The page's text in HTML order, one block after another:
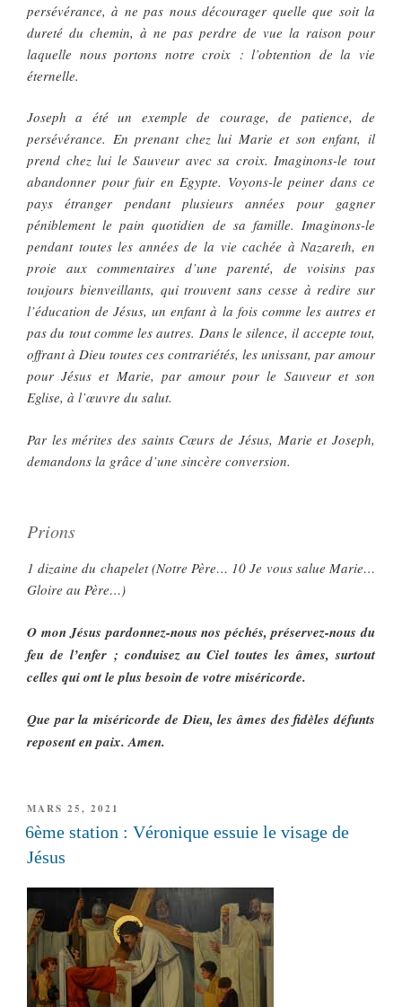
persévérance, à ne pas nous décourager quelle que soit la
dureté du chemin, à ne pas perdre de vue la raison pour
laquelle nous portons notre croix : l’obtention de la vie
éternelle.
Joseph a été un exemple de courage, de patience, de
persévérance. En prenant chez lui Marie et son enfant, il
prend chez lui le Sauveur avec sa croix. Imaginons-le tout
abandonner pour fuir en Egypte. Voyons-le peiner dans ce
pays étranger pendant plusieurs années pour gagner
péniblement le pain quotidien de sa famille. Imaginons-le
pendant toutes les années de la vie cachée à Nazareth, en
proie aux commentaires d’une parenté, de voisins pas
toujours bienveillants, qui trouvent sans cesse à redire sur
l’éducation de Jésus, un enfant à la fois comme les autres et
pas du tout comme les autres. Dans le silence, il accepte tout,
offrant à Dieu toutes ces contrariétés, les unissant, par amour
pour Jésus et Marie, par amour pour le Sauveur et son
Eglise, à l’œuvre du salut.
Par les mérites des saints Cœurs de Jésus, Marie et Joseph,
demandons la grâce d’une sincère conversion.
Prions
1 dizaine du chapelet (Notre Père… 10 Je vous salue Marie…
Gloire au Père…)
O mon Jésus pardonnez-nous nos péchés, préservez-nous du
feu de l’enfer ; conduisez au Ciel toutes les âmes, surtout
celles qui ont le plus besoin de votre miséricorde.
Que par la miséricorde de Dieu, les âmes des fidèles défunts
reposent en paix. Amen.
PUBLIÉ
LE
MARS 25, 2021
6ème station : Véronique essuie le visage de
Jésus